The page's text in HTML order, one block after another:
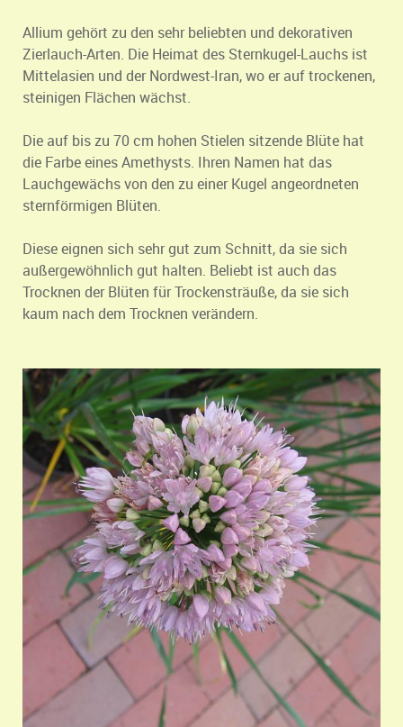
Allium gehört zu den sehr beliebten und dekorativen
Zierlauch-Arten. Die Heimat des Sternkugel-Lauchs ist
Mittelasien und der Nordwest-Iran, wo er auf trockenen,
steinigen Flächen wächst.
Die auf bis zu 70 cm hohen Stielen sitzende Blüte hat
die Farbe eines Amethysts. Ihren Namen hat das
Lauchgewächs von den zu einer Kugel angeordneten
sternförmigen Blüten.
Diese eignen sich sehr gut zum Schnitt, da sie sich
außergewöhnlich gut halten. Beliebt ist auch das
Trocknen der Blüten für Trockensträuße, da sie sich
kaum nach dem Trocknen verändern.